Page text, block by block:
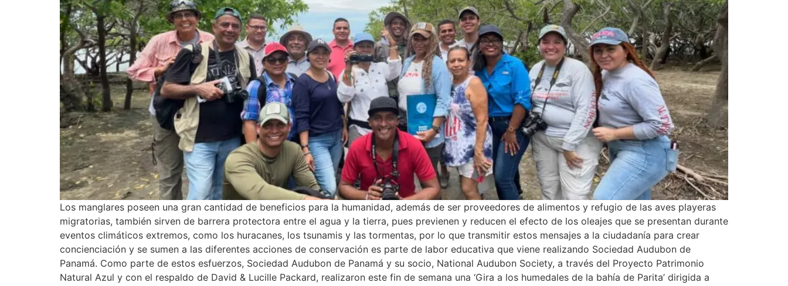
Los manglares poseen una gran cantidad de beneficios para la humanidad, además de ser proveedores de alimentos y refugio de las aves playeras
migratorias, también sirven de barrera protectora entre el agua y la tierra, pues previenen y reducen el efecto de los oleajes que se presentan durante
eventos climáticos extremos, como los huracanes, los tsunamis y las tormentas, por lo que transmitir estos mensajes a la ciudadanía para crear
concienciación y se sumen a las diferentes acciones de conservación es parte de labor educativa que viene realizando Sociedad Audubon de
Panamá. Como parte de estos esfuerzos, Sociedad Audubon de Panamá y su socio, National Audubon Society, a través del Proyecto Patrimonio
Natural Azul y con el respaldo de David & Lucille Packard, realizaron este fin de semana una ‘Gira a los humedales de la bahía de Parita’ dirigida a